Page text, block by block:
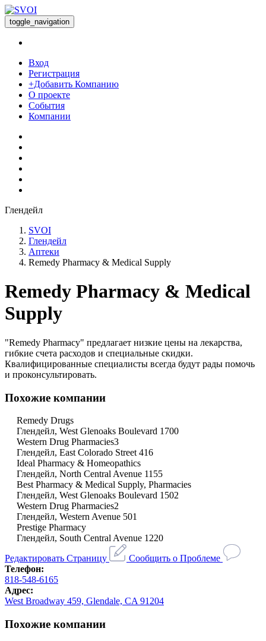
toggle_navigation
Вход
Регистрация
+Добавить Компанию
О проекте
События
Компании
Глендейл
SVOI
Глендейл
Аптеки
Remedy Pharmacy & Medical Supply
Remedy Pharmacy & Medical
Supply
"Remedy Pharmacy" предлагает низкие цены на лекарства,
гибкие счета расходов и специальные скидки.
Квалифицированные специалисты всегда будут рады помочь
и проконсультировать.
Похожие компании
Remedy Drugs
Глендейл, West Glenoaks Boulevard 1700
Western Drug Pharmacies3
Глендейл, East Colorado Street 416
Ideal Pharmacy & Homeopathics
Глендейл, North Central Avenue 1155
Best Pharmacy & Medical Supply, Pharmacies
Глендейл, West Glenoaks Boulevard 1502
Western Drug Pharmacies2
Глендейл, Western Avenue 501
Prestige Pharmacy
Глендейл, South Central Avenue 1220
Редактировать Страницу
Сообщить о Проблеме
Телефон:
818-548-6165
Адрес:
West Broadway 459, Glendale, CA 91204
Похожие компании